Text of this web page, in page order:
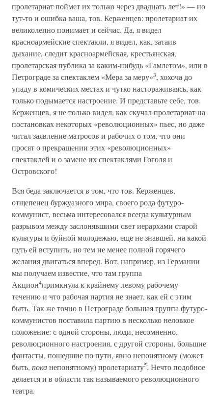
пролетариат поймет их только через двадцать лет!» — но
тут-то и ошибка ваша, тов. Керженцев: пролетариат их
великолепно понимает и сейчас. Да, я видел
красноармейские спектакли, я видел, как, затаив
дыхание, следит красноармейская, крестьянская,
пролетарская публика за каким-нибудь «Гамлетом», или в
Петрограде за спектаклем «Мера за меру»3, хохоча до
упаду в комических местах и чутко настораживаясь, как
только подымается настроение. И представьте себе, тов.
Керженцев, я не только видел, как скучал пролетариат на
постановках некоторых «революционных» пьес, но даже
читал заявление матросов и рабочих о том, что они
просят о прекращении этих «революционных»
спектаклей и о замене их спектаклями Гоголя и
Островского!
Вся беда заключается в том, что тов. Керженцев,
отщепенец буржуазного мира, своего рода футуро-
коммунист, весьма интересовался всегда культурным
разрывом между заслонявшими свет иерархами старой
культуры и буйной молодежью, еще не знавшей, на какой
путь ей вступить, но тем не менее полной горячего
желания двигаться вперед. Вот, например, из Германии
мы получаем известие, что там группа
Акцион4примкнула к крайнему левому рабочему
течению и что рабочая партия не знает, как ей с этим
быть. Так же точно в Петрограде большая группа футуро-
коммунистов поставила партию в несколько неловкое
положение: с одной стороны, люди, несомненно,
революционного настроения, с другой стороны, большие
фантасты, пошедшие по пути, явно непонятному (может
быть, поканепонятному) пролетариату5. Нечто подобное
делается и в области так называемого революционного
театра.